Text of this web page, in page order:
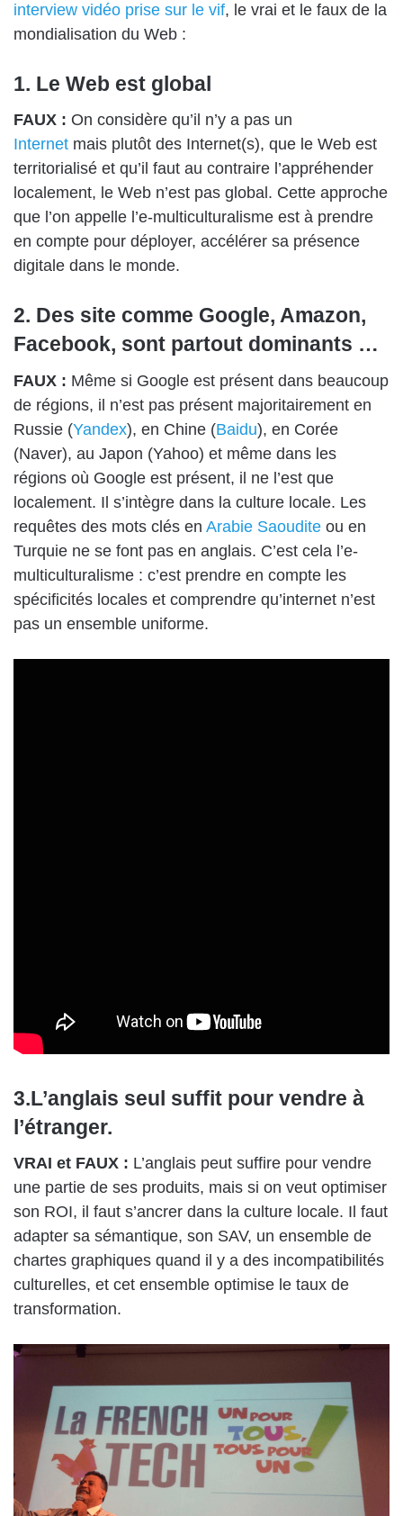
interview vidéo prise sur le vif, le vrai et le faux de la
mondialisation du Web :
1. Le Web est global
FAUX : On considère qu’il n’y a pas un
Internet mais plutôt des Internet(s), que le Web est
territorialisé et qu’il faut au contraire l’appréhender
localement, le Web n’est pas global. Cette approche
que l’on appelle l’e-multiculturalisme est à prendre
en compte pour déployer, accélérer sa présence
digitale dans le monde.
2. Des site comme Google, Amazon,
Facebook, sont partout dominants …
FAUX : Même si Google est présent dans beaucoup
de régions, il n’est pas présent majoritairement en
Russie (Yandex), en Chine (Baidu), en Corée
(Naver), au Japon (Yahoo) et même dans les
régions où Google est présent, il ne l’est que
localement. Il s’intègre dans la culture locale. Les
requêtes des mots clés en Arabie Saoudite ou en
Turquie ne se font pas en anglais. C’est cela l’e-
multiculturalisme : c’est prendre en compte les
spécificités locales et comprendre qu’internet n’est
pas un ensemble uniforme.
3.L’anglais seul suffit pour vendre à
l’étranger.
VRAI et FAUX : L’anglais peut suffire pour vendre
une partie de ses produits, mais si on veut optimiser
son ROI, il faut s’ancrer dans la culture locale. Il faut
adapter sa sémantique, son SAV, un ensemble de
chartes graphiques quand il y a des incompatibilités
culturelles, et cet ensemble optimise le taux de
transformation.